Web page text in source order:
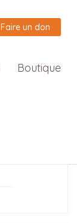
Faire un don
Boutique